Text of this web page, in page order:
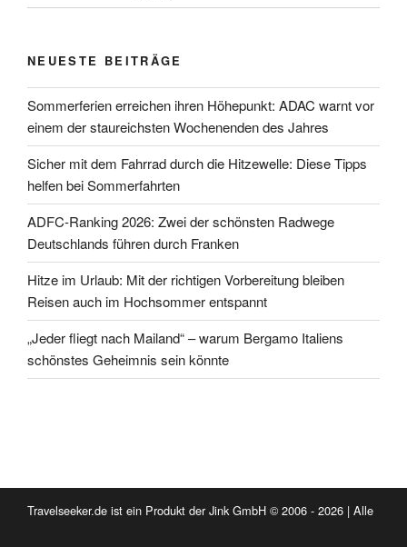
NEUESTE BEITRÄGE
Sommerferien erreichen ihren Höhepunkt: ADAC warnt vor
einem der staureichsten Wochenenden des Jahres
Sicher mit dem Fahrrad durch die Hitzewelle: Diese Tipps
helfen bei Sommerfahrten
ADFC-Ranking 2026: Zwei der schönsten Radwege
Deutschlands führen durch Franken
Hitze im Urlaub: Mit der richtigen Vorbereitung bleiben
Reisen auch im Hochsommer entspannt
„Jeder fliegt nach Mailand“ – warum Bergamo Italiens
schönstes Geheimnis sein könnte
Travelseeker.de ist ein Produkt der Jink GmbH © 2006 - 2026 | Alle